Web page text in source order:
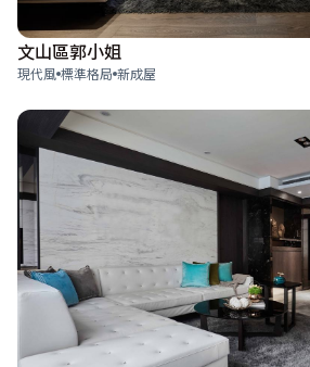
文山區郭小姐
現代風 標準格局 新成屋